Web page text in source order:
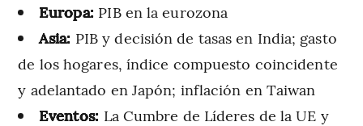
Europa: PIB en la eurozona
Asia: PIB y decisión de tasas en India; gasto
de los hogares, índice compuesto coincidente
y adelantado en Japón; inflación en Taiwan
Eventos: La Cumbre de Líderes de la UE y